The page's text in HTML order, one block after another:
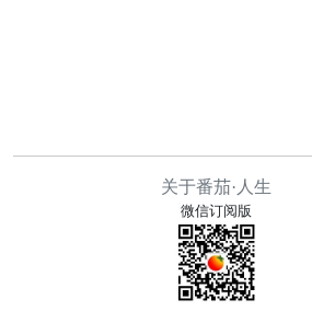
关于番茄·人生
微信订阅版